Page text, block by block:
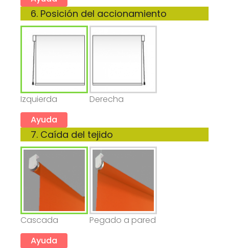
6. Posición del accionamiento
Izquierda
Derecha
Ayuda
7. Caída del tejido
Cascada
Pegado a pared
Ayuda